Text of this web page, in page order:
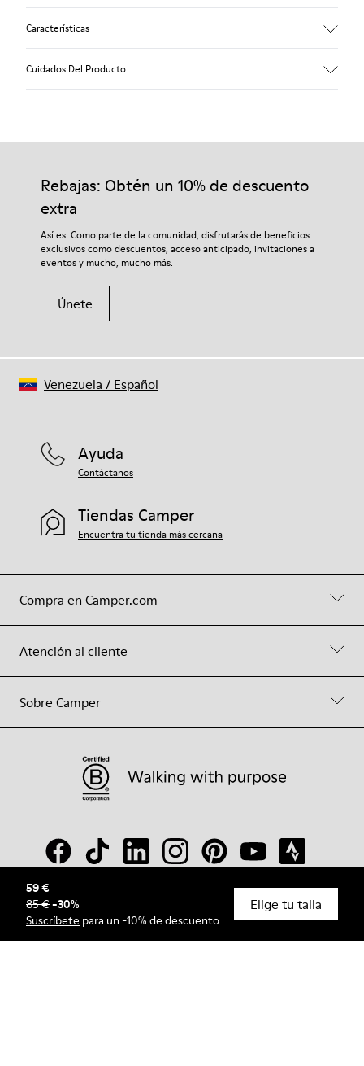
59 €
85 €-30%
Suscríbete para un -10% de descuento
Elige tu talla
Características
Plantilla
Plantilla de EVA
48% poliéster reciclado 27% piel 25% piel con acabado de ante
Cuidados Del Producto
Nuestros zapatos se han fabricado con materiales de primera
adecuados para el cuidado del calzado los protegerá y
garantizará que duren más tiempo.
Si deseas obtener información detallada sobre cómo cuidar de
tu par, visita nuestraGuía para el cuidado del calzado.
Rebajas: Obtén un 10% de descuento
extra
Así es. Como parte de la comunidad, disfrutarás de beneficios
exclusivos como descuentos, acceso anticipado, invitaciones a
eventos y mucho, mucho más.
Únete
Compra en Camper.com
Atención al cliente
Sobre Camper
Ayuda
Contáctanos
Tiendas Camper
Encuentra tu tienda más cercana
© Camper, 2026
Venezuela / Español